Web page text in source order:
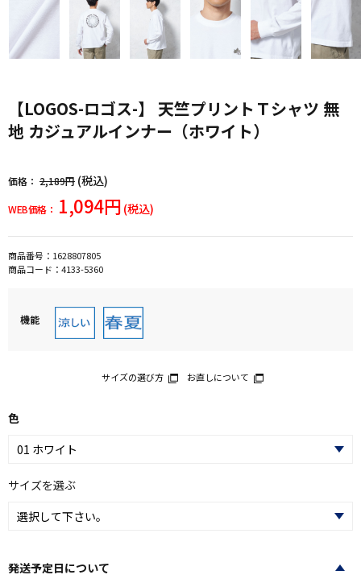
【LOGOS-ロゴス-】 天竺プリントＴシャツ 無
地 カジュアルインナー（ホワイト）
価格： 2,189円 (税込)
WEB価格： 1,094円 (税込)
商品番号： 1628807805
商品コード： 4133-5360
機能
サイズの選び方 お直しについて
色
サイズを選ぶ
発送予定日について